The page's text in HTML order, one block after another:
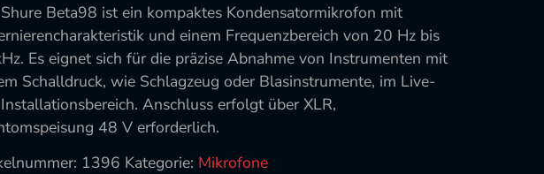
Beta98 ist ein kompaktes Kondensatormikrofon mit
und einem Frequenzbereich von 20 Hz bis
Es eignet sich für die präzise Abnahme von Instrumenten mit
Schalldruck, wie Schlagzeug oder Blasinstrumente, im Live-
Anschluss erfolgt über XLR,
48 V erforderlich.
1396 Kategorie: Mikrofone